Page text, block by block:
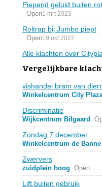
Piepend geluid buiten
Open1 mrt 2023
Roltrap bij Jumbo piept
Open19 okt 2022
Alle klachten over
Vergelijkbare
vishandel bram van
Winkelcentrum City
Discriminatie
Wijkcentrum Bilgaard
Zondag 7 december
Winkelcentrum de Banne
Zwervers
zuidplein hoog Open
Lift buiten gebruik